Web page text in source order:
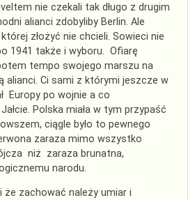
nie czekali tak długo z drugim
alianci zdobyliby Berlin. Ale
złożyć nie chcieli. Sowieci nie
1941 także i wyboru. Ofiarę
tempo swojego marszu na
alianci. Ci sami z którymi jeszcze w
Europy po wojnie a co
Polska miała w tym przypaść
ciągle było to pewnego
zaraza mimo wszystko
niż zaraza brunatna,
narodu.
zachować należy umiar i